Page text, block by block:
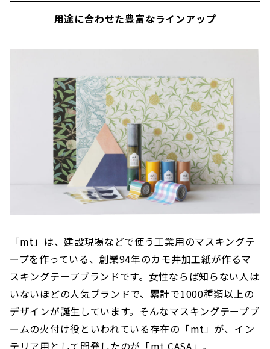
用途に合わせた豊富なラインアップ
「mt」は、建設現場などで使う工業用のマスキングテ
ープを作っている、創業94年のカモ井加工紙が作るマ
スキングテープブランドです。女性ならば知らない人は
いないほどの人気ブランドで、累計で1000種類以上の
デザインが誕生しています。そんなマスキングテープブ
ームの火付け役といわれている存在の「mt」が、イン
テリア用として開発したのが「mt CASA」。